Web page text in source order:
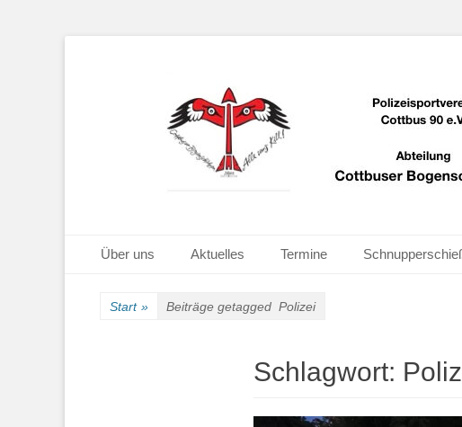
Cottbuser
Primäres Menü
Zum
Inhalt
Über uns Aktuelles Termine
Start » Beiträge getagged Polizei
Schlagwort: